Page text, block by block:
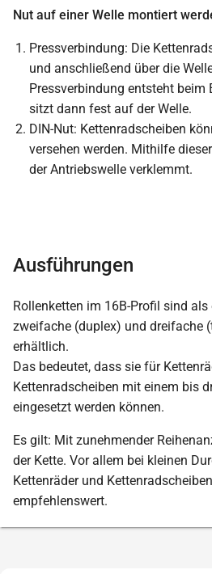
Nut auf einer Welle montiert
Pressverbindung: Die
und anschließend über die
Pressverbindung entsteht beim
sitzt dann fest auf der Welle.
DIN-Nut: Kettenradscheiben
versehen werden. Mithilfe
der Antriebswelle verklemmt.
Ausführungen
Rollenketten im 16B-Profil sind
zweifache (duplex) und dreifache
erhältlich.
Das bedeutet, dass sie für
Kettenradscheiben mit einem bis
eingesetzt werden können.
Es gilt: Mit zunehmender
der Kette. Vor allem bei kleinen
Kettenräder und
empfehlenswert.